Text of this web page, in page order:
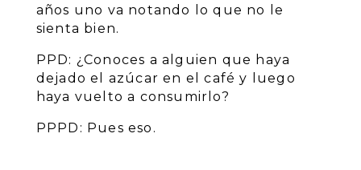
años uno va notando lo que no le
sienta bien.
PPD: ¿Conoces a alguien que haya
dejado el azúcar en el café y luego
haya vuelto a consumirlo?
PPPD: Pues eso.